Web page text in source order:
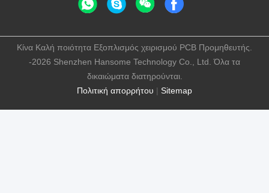
Πολιτική απορρήτου | Sitemap
Κίνα Καλή ποιότητα Εξοπλισμός χειρισμού PCB Προμηθευτής.
-2026 Shenzhen Hansome Technology Co., Ltd. Όλα τα
δικαιώματα διατηρούνται.